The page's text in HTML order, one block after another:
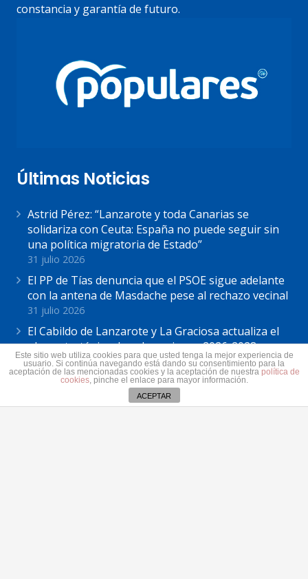
constancia y garantía de futuro.
Últimas Noticias
Astrid Pérez: “Lanzarote y toda Canarias se
solidariza con Ceuta: España no puede seguir sin
una política migratoria de Estado”
31 julio 2026
El PP de Tías denuncia que el PSOE sigue adelante
con la antena de Masdache pese al rechazo vecinal
31 julio 2026
El Cabildo de Lanzarote y La Graciosa actualiza el
plan estratégico de subvenciones 2026-2028
30 julio 2026
Contacto
Este sitio web utiliza cookies para que usted tenga la mejor experiencia de
usuario. Si continúa navegando está dando su consentimiento para la
aceptación de las mencionadas cookies y la aceptación de nuestra política de
cookies, pinche el enlace para mayor información.
ACEPTAR